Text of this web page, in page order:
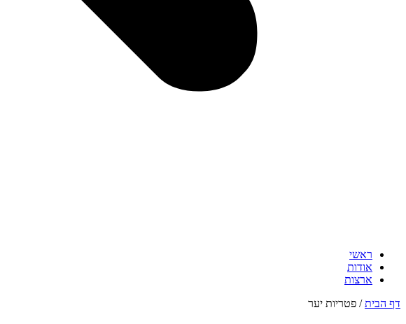
ראשי
אודות
ארצות
דף הבית/ פטריות יער